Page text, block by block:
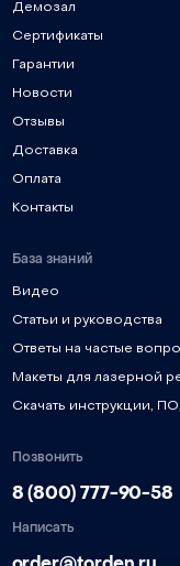
Демозал
Сертификаты
Гарантии
Новости
Отзывы
Доставка
Оплата
Контакты
База знаний
Видео
Статьи и руководства
Ответы на частые
Макеты для лазерной
Скачать инструкции,
Позвонить
8 (800) 777-90-58
Написать